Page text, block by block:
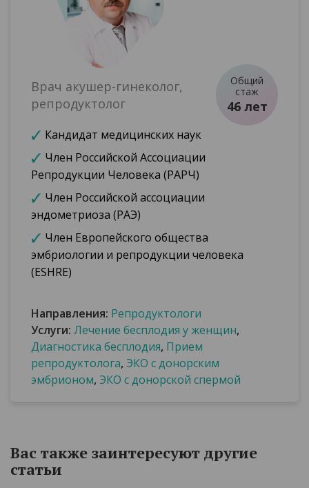
Врач акушер-гинеколог,
репродуктолог
Кандидат медицинских наук
Член Российской Ассоциации
Репродукции Человека (РАРЧ)
Член Российской ассоциации
эндометриоза (РАЭ)
Член Европейского общества
эмбриологии и репродукции человека
(ESHRE)
Направления: Репродуктологи
Услуги: Лечение бесплодия у женщин,
Диагностика бесплодия, Прием
репродуктолога, ЭКО с донорским
эмбрионом, ЭКО с донорской спермой
Общий
стаж
46 лет
Вас также заинтересуют другие
статьи